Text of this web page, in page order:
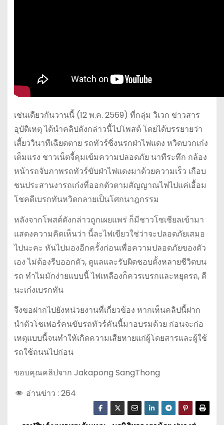
เช่นเดียวกันวานนี้ (12 พ.ค. 2569) ที่กลุ่ม วิเวก ข่าวสาร
อุบัติเหตุ ได้นำคลิปดังกล่าวนี้ไปโพสต์ โดยได้บรรยายว่า
เสี้ยววินาทีเฉียดตาย รถทัวร์ซิ่งนรกฝ่าไฟแดง หวิดบวกเก๋ง
เต็มแรง ชาวเน็ตจี้คุมเข้มความปลอดภัย นาทีระทึก กล้อง
หน้ารถจับภาพรถทัวร์ขับฝ่าไฟแดงมาด้วยความเร็ว เกือบ
ชนประสานงารถเก๋งที่ออกตัวตามสัญญาณไฟไปแค่เอื้อม
โชคดีเบรกทันหวิดกลายเป็นโศกนาฎกรรม
หลังจากโพสต์ดังกล่าวถูกเผยแพร่ ก็มีชาวโซเชียลเข้ามา
แสดงความคิดเห็นว่า นี้ละไฟเขียวใช่ว่าจะปลอดภัยเสมอ
ไปนะคะ หันไปมองอีกครั้งก่อนเพื่อความปลอดภัยของตัว
เอง ไม่ต้องรีบออกตัว, ดูแลและรับผิดชอบตั้งหลายชีวิตบน
รถ ทำไมมักง่ายแบบนี้ ไฟเหลืองก็ควรเบรกและหยุดรถ, ดี
นะเก๋งเบรกทัน
จึงขอฝากไปยังหน่วยงานที่เกี่ยวข้อง หากเห็นคลิปนี้ฝาก
นำตัวโชเฟอร์คนขับรถทัวร์คันนี้มาอบรมด้วย ก่อนจะก่อ
เหตุแบบนี้จนทำให้เกิดความเสียหายแก่ผู้โดยสารและผู้ใช้
รถใช้ถนนไปก่อน
ขอบคุณคลิปจาก Jakapong SangThong
อ่านข่าว : 264